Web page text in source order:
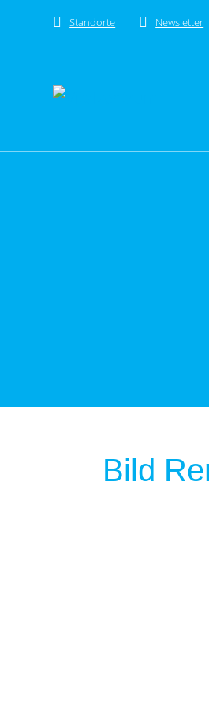
Standorte Newsletter
Bild